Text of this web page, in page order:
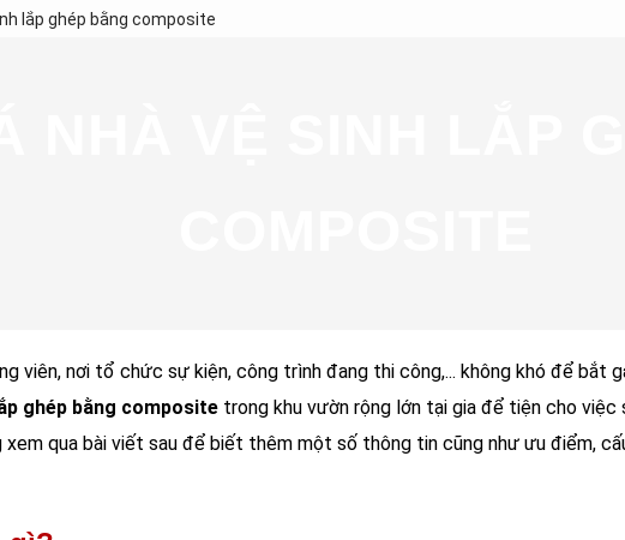
lắp ghép bằng composite
viên, nơi tổ chức sự kiện, công trình đang thi công,... không khó để bắt
ghép bằng composite trong khu vườn rộng lớn tại gia để tiện cho việc
xem qua bài viết sau để biết thêm một số thông tin cũng như ưu điểm,